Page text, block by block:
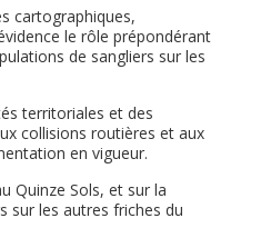
cartographiques,
le rôle prépondérant
de sangliers sur les
territoriales et des
collisions routières et aux
en vigueur.
Quinze Sols, et sur la
sur les autres friches du